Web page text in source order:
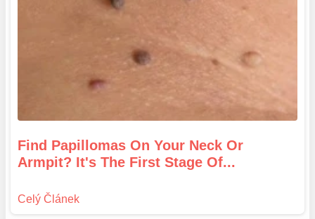
Find Papillomas On Your Neck Or
Armpit? It's The First Stage Of...